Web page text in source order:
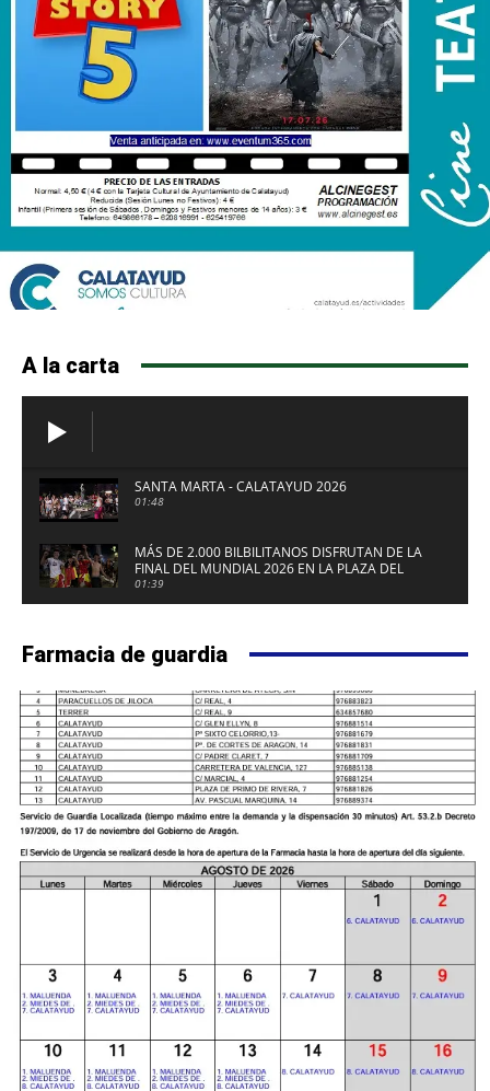
A la carta
SANTA MARTA - CALATAYUD 2026
01:48
MÁS DE 2.000 BILBILITANOS DISFRUTAN DE LA
FINAL DEL MUNDIAL 2026 EN LA PLAZA DEL
FUERTE DE CALATAYUD
01:39
Farmacia de guardia